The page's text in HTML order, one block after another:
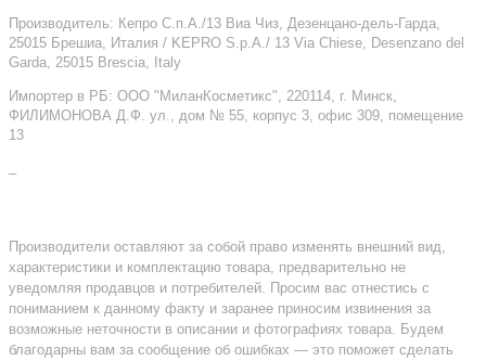
Производитель: Кепро С.п.А./13 Виа Чиз, Дезенцано-дель-Гарда,
25015 Брешиа, Италия / KEPRO S.p.A./ 13 Via Chiese, Desenzano del
Garda, 25015 Brescia, Italy
Импортер в РБ: ООО "МиланКосметикс", 220114, г. Минск,
ФИЛИМОНОВА Д.Ф. ул., дом № 55, корпус 3, офис 309, помещение
13
–
Производители оставляют за собой право изменять внешний вид,
характеристики и комплектацию товара, предварительно не
уведомляя продавцов и потребителей. Просим вас отнестись с
пониманием к данному факту и заранее приносим извинения за
возможные неточности в описании и фотографиях товара. Будем
благодарны вам за сообщение об ошибках — это поможет сделать